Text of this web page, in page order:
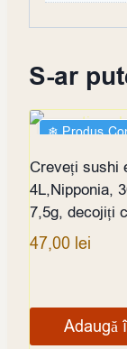
S-ar
❄︎ Produs
Creveți sushi
4L,Nipponia,
7,5g, decojiți
47,00 lei
Adaugă